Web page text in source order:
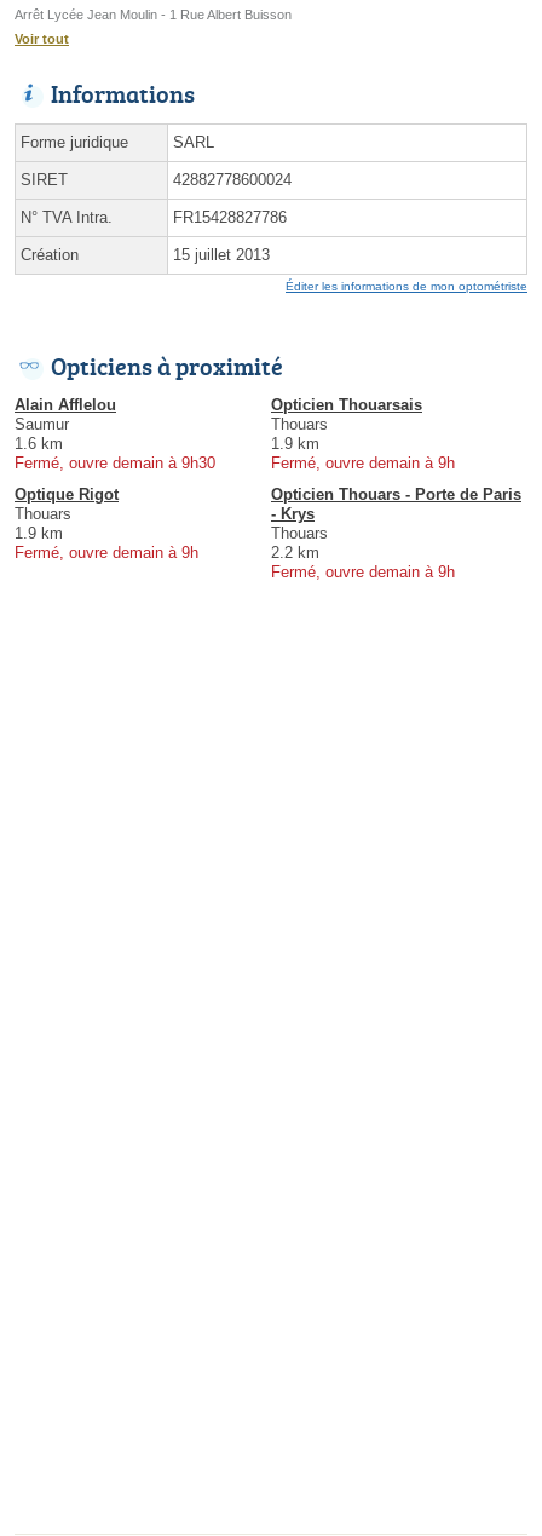
Arrêt Lycée Jean Moulin - 1 Rue Albert Buisson
Voir tout
Informations
Forme juridique SARL
SIRET 42882778600024
N° TVA Intra. FR15428827786
Création 15 juillet 2013
Éditer les informations de mon optométriste
Opticiens à proximité
Alain Afflelou
Saumur
1.6 km
Fermé, ouvre demain à 9h30
Opticien Thouarsais
Thouars
1.9 km
Fermé, ouvre demain à 9h
Optique Rigot
Thouars
1.9 km
Fermé, ouvre demain à 9h
Opticien Thouars - Porte de Paris
- Krys
Thouars
2.2 km
Fermé, ouvre demain à 9h